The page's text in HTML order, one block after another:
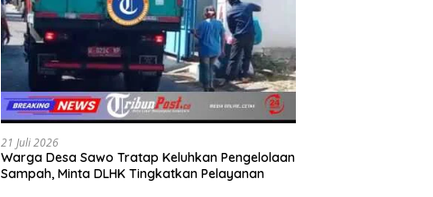
21 Juli 2026
Warga Desa Sawo Tratap Keluhkan Pengelolaan
Sampah, Minta DLHK Tingkatkan Pelayanan